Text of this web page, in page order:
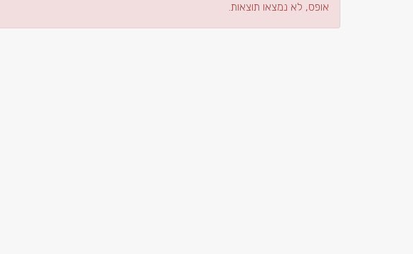
אופס, לא נמצאו תוצאות.